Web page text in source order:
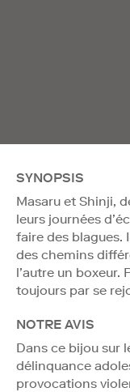
SYNOPSIS
Masaru et Shinji,
leurs journées
faire des blagues.
des chemins
l’autre un
toujours par se
NOTRE AVIS
Dans ce bijou sur
délinquance
provocations